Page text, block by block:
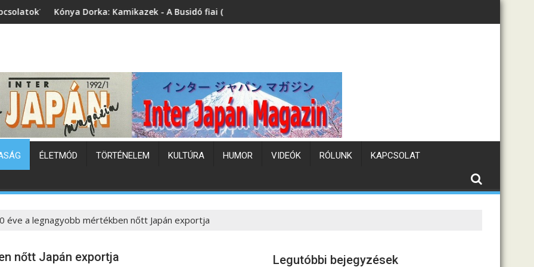
Kamikazek - A Busidó fiai (könyvbemutató)Japán hőhullám
ÉLETMÓD TÖRTÉNELEM KULTÚRA HUMOR VIDEÓK RÓLUNK KAPCSOLAT
éve a legnagyobb mértékben nőtt Japán exportja
nőtt Japán exportja Legutóbbi bejegyzések